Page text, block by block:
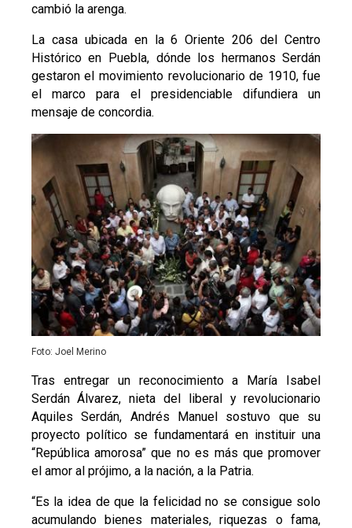
cambió la arenga.
La casa ubicada en la 6 Oriente 206 del Centro
Histórico en Puebla, dónde los hermanos Serdán
gestaron el movimiento revolucionario de 1910, fue
el marco para el presidenciable difundiera un
mensaje de concordia.
Foto: Joel Merino
Tras entregar un reconocimiento a María Isabel
Serdán Álvarez, nieta del liberal y revolucionario
Aquiles Serdán, Andrés Manuel sostuvo que su
proyecto político se fundamentará en instituir una
“República amorosa” que no es más que promover
el amor al prójimo, a la nación, a la Patria.
“Es la idea de que la felicidad no se consigue solo
acumulando bienes materiales, riquezas o fama,